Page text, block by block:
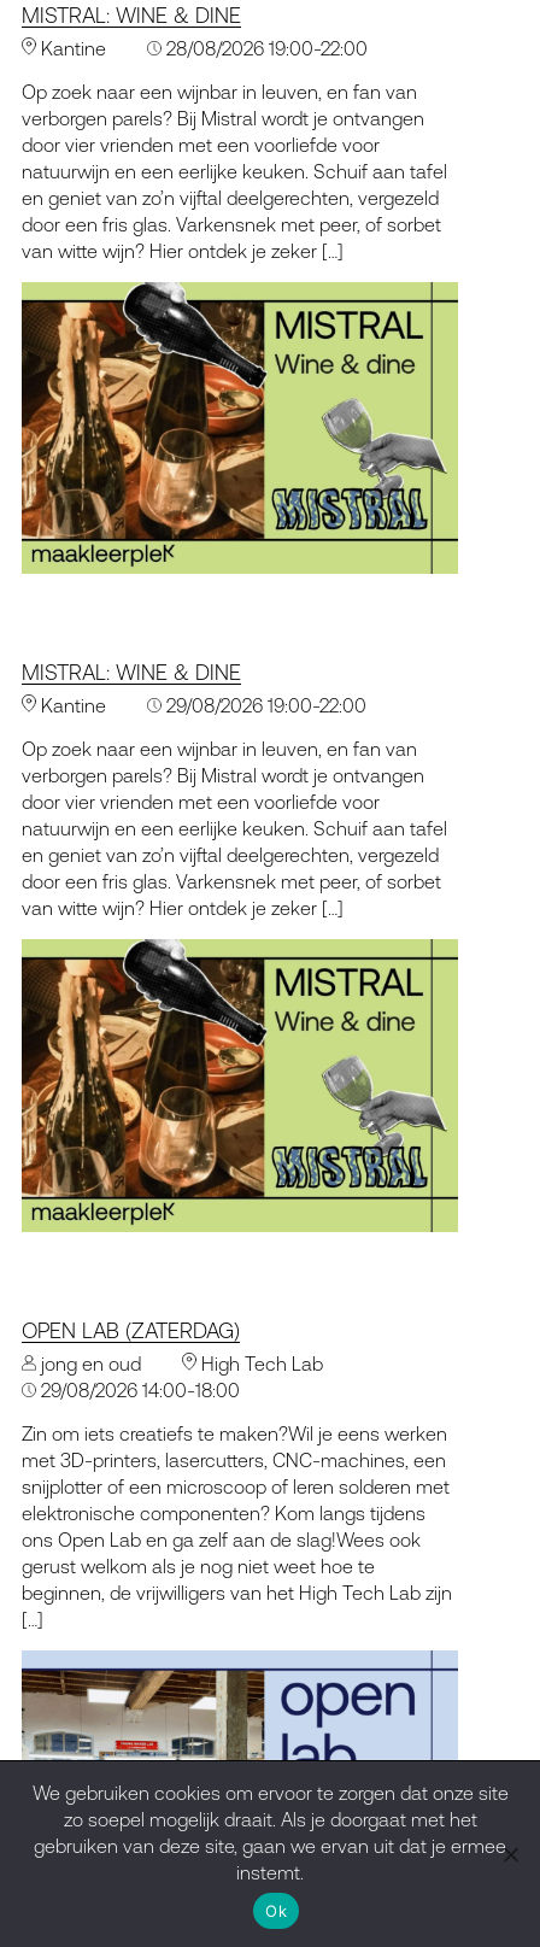
MISTRAL: WINE & DINE
Kantine
28/08/2026 19:00-22:00
Op zoek naar een wijnbar in leuven, en fan van
verborgen parels? Bij Mistral wordt je ontvangen
door vier vrienden met een voorliefde voor
natuurwijn en een eerlijke keuken. Schuif aan tafel
en geniet van zo’n vijftal deelgerechten, vergezeld
door een fris glas. Varkensnek met peer, of sorbet
van witte wijn? Hier ontdek je zeker […]
MISTRAL: WINE & DINE
Kantine
29/08/2026 19:00-22:00
Op zoek naar een wijnbar in leuven, en fan van
verborgen parels? Bij Mistral wordt je ontvangen
door vier vrienden met een voorliefde voor
natuurwijn en een eerlijke keuken. Schuif aan tafel
en geniet van zo’n vijftal deelgerechten, vergezeld
door een fris glas. Varkensnek met peer, of sorbet
van witte wijn? Hier ontdek je zeker […]
OPEN LAB (ZATERDAG)
jong en oud
High Tech Lab
29/08/2026 14:00-18:00
Zin om iets creatiefs te maken?Wil je eens werken
met 3D-printers, lasercutters, CNC-machines, een
snijplotter of een microscoop of leren solderen met
elektronische componenten? Kom langs tijdens
ons Open Lab en ga zelf aan de slag!Wees ook
gerust welkom als je nog niet weet hoe te
beginnen, de vrijwilligers van het High Tech Lab zijn
[…]
We gebruiken cookies om ervoor te zorgen dat onze site
zo soepel mogelijk draait. Als je doorgaat met het
gebruiken van deze site, gaan we ervan uit dat je ermee
instemt.
Ok